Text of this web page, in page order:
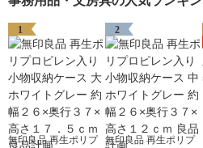
1
無印良品 再生ポリプ
2
無印良品 再生ポリプ